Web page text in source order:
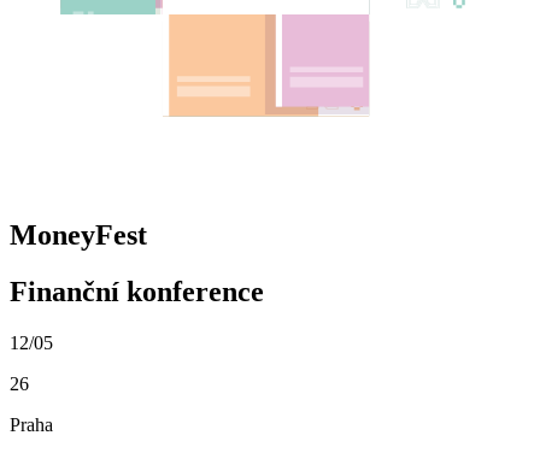
MoneyFest
Finanční konference
12/05
26
Praha